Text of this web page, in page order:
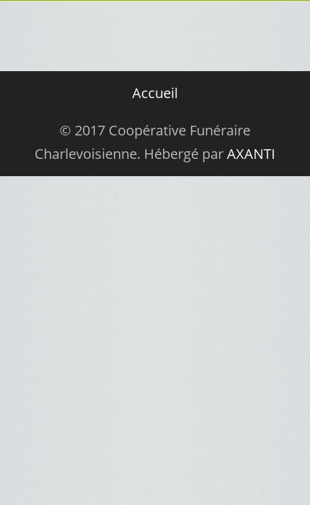
Accueil
© 2017 Coopérative Funéraire
Charlevoisienne. Hébergé parAXANTI